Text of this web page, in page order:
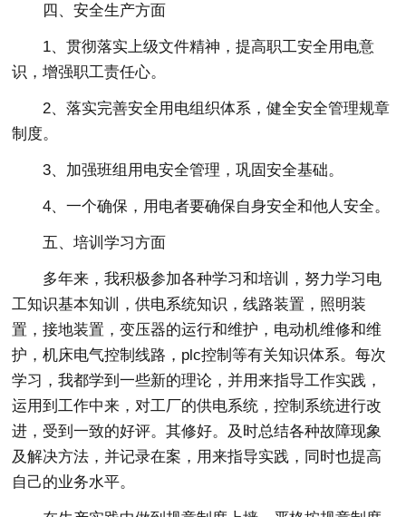
四、安全生产方面
1、贯彻落实上级文件精神，提高职工安全用电意
识，增强职工责任心。
2、落实完善安全用电组织体系，健全安全管理规章
制度。
3、加强班组用电安全管理，巩固安全基础。
4、一个确保，用电者要确保自身安全和他人安全。
五、培训学习方面
多年来，我积极参加各种学习和培训，努力学习电
工知识基本知训，供电系统知识，线路装置，照明装
置，接地装置，变压器的运行和维护，电动机维修和维
护，机床电气控制线路，plc控制等有关知识体系。每次
学习，我都学到一些新的理论，并用来指导工作实践，
运用到工作中来，对工厂的供电系统，控制系统进行改
进，受到一致的好评。其修好。及时总结各种故障现象
及解决方法，并记录在案，用来指导实践，同时也提高
自己的业务水平。